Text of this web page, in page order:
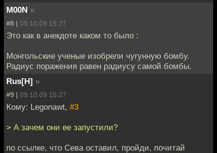
M00N »
#8 | 09.10.09 15:27
Это как в анекдоте каком то было :
Монгольские ученые изобрели чугунную бомбу.
Радиус поражения равен радиусу самой бомбы.
Rus[H] »
#9 | 09.10.09 15:27
Кому: Legonawt, #3
> А зачем они ее запустили?
по ссылке, что Сева оставил, пройди, почитай